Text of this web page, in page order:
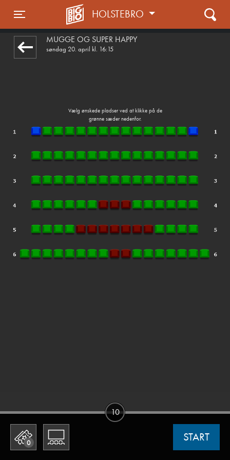
Toggle navigation
HOLSTEBRO
MUGGE OG SUPER HAPPY
søndag 20. april kl. 16:15
Vælg ønskede pladser ved at klikke på de
grønne sæder nedenfor.
0 START
10
front03-cc 090216